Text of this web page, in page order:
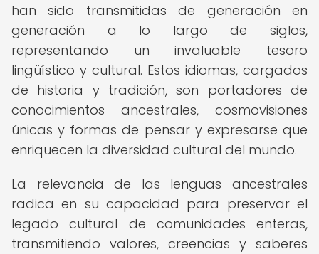
han sido transmitidas de generación en
generación a lo largo de siglos,
representando un invaluable tesoro
lingüístico y cultural. Estos idiomas, cargados
de historia y tradición, son portadores de
conocimientos ancestrales, cosmovisiones
únicas y formas de pensar y expresarse que
enriquecen la diversidad cultural del mundo.
La relevancia de las lenguas ancestrales
radica en su capacidad para preservar el
legado cultural de comunidades enteras,
transmitiendo valores, creencias y saberes